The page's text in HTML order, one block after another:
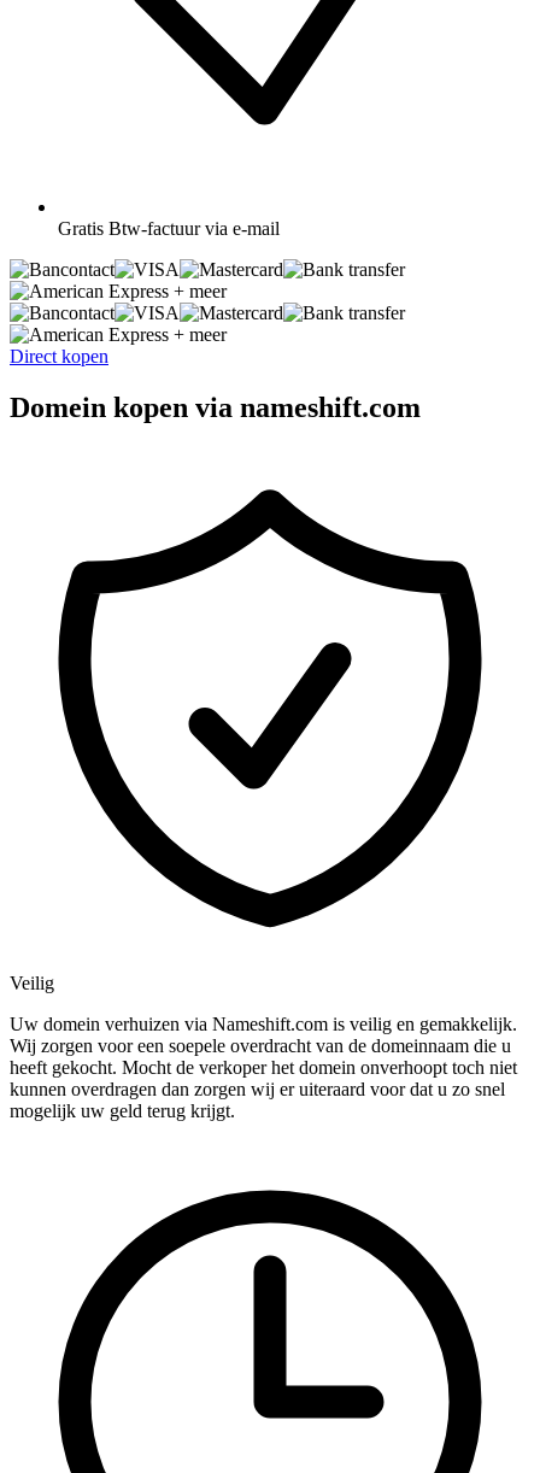
Gratis Btw-factuur via e-mail
+ meer
+ meer
Direct kopen
Domein kopen via nameshift.com
Veilig
Uw domein verhuizen via Nameshift.com is veilig en gemakkelijk.
Wij zorgen voor een soepele overdracht van de domeinnaam die u
heeft gekocht. Mocht de verkoper het domein onverhoopt toch niet
kunnen overdragen dan zorgen wij er uiteraard voor dat u zo snel
mogelijk uw geld terug krijgt.